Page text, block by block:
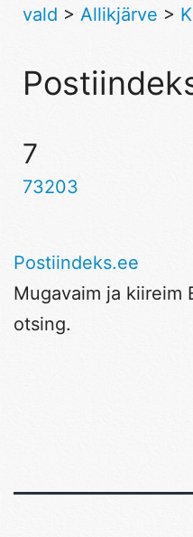
vald > Allikjärve >
7
73203
Postiindeks.ee
Mugavaim ja kiireim
otsing.